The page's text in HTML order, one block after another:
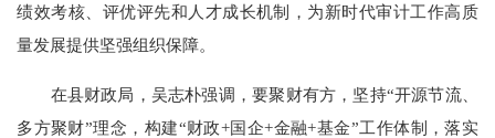
绩效考核、评优评先和人才成长机制，为新时代审计工作高质
量发展提供坚强组织保障。
在县财政局，吴志朴强调，要聚财有方，坚持“开源节流、
多方聚财”理念，构建“财政+国企+金融+基金”工作体制，落实